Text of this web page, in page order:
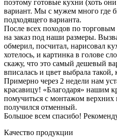
поэтому готовые кухни (хоть
вариант. Мы с мужем много где
подходящего варианта.
После всех походов по
на заказ под наши размеры.
обмерил, посчитал, нарисовал
хотелось, и картинка в голове
скажу, что это самый дешевый
вписалась и цвет выбрала такой,
Примерно через 2 недели нам
красавицу! «Благодаря» нашим
помучиться с монтажом верхних
получился отменный.
Большое всем спасибо!
Качество продукции